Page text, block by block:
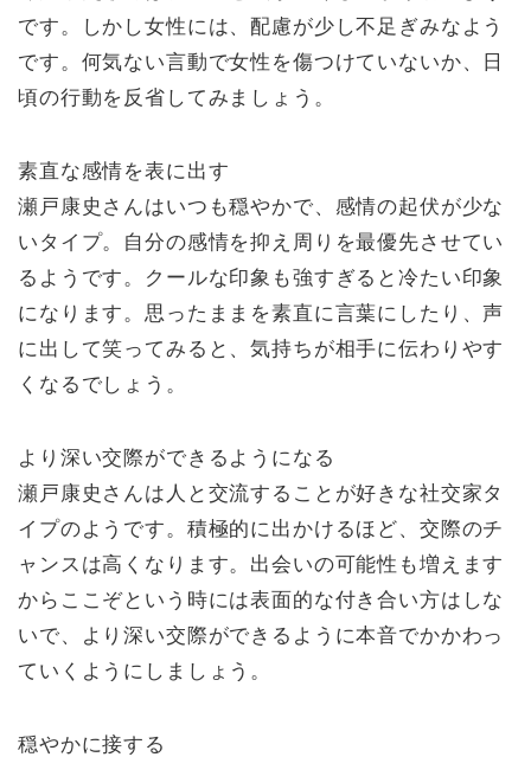
です。しかし女性には、配慮が少し不足ぎみなよう
です。何気ない言動で女性を傷つけていないか、日
頃の行動を反省してみましょう。
素直な感情を表に出す
瀬戸康史さんはいつも穏やかで、感情の起伏が少な
いタイプ。自分の感情を抑え周りを最優先させてい
るようです。クールな印象も強すぎると冷たい印象
になります。思ったままを素直に言葉にしたり、声
に出して笑ってみると、気持ちが相手に伝わりやす
くなるでしょう。
より深い交際ができるようになる
瀬戸康史さんは人と交流することが好きな社交家タ
イプのようです。積極的に出かけるほど、交際のチ
ャンスは高くなります。出会いの可能性も増えます
からここぞという時には表面的な付き合い方はしな
いで、より深い交際ができるように本音でかかわっ
ていくようにしましょう。
穏やかに接する